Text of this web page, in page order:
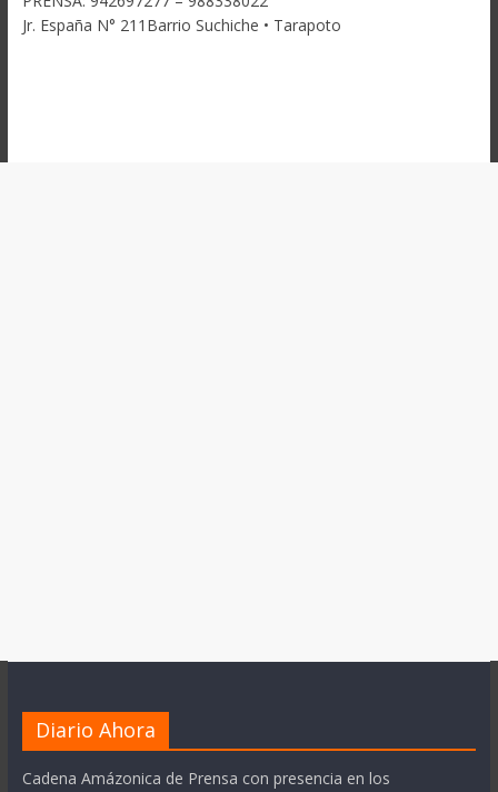
Jr. España N° 211Barrio Suchiche • Tarapoto
Diario Ahora
Cadena Amázonica de Prensa con presencia en los